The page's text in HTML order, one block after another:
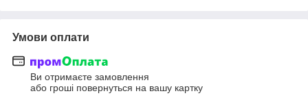
Умови оплати
Ви отримаєте замовлення
або гроші повернуться на вашу картку